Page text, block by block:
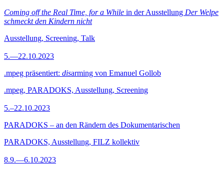
Coming off the Real Time, for a While in der Ausstellung Der Welpe
schmeckt den Kindern nicht
Ausstellung, Screening, Talk
5.—22.10.2023
.mpeg präsentiert: disarming von Emanuel Gollob
.mpeg, PARADOKS, Ausstellung, Screening
5.–22.10.2023
PARADOKS – an den Rändern des Dokumentarischen
PARADOKS, Ausstellung, FILZ kollektiv
8.9.—6.10.2023